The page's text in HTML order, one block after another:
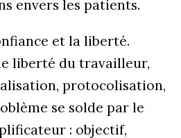
envers les patients.
et la liberté.
liberté du travailleur,
protocolisation,
se solde par le
: objectif,